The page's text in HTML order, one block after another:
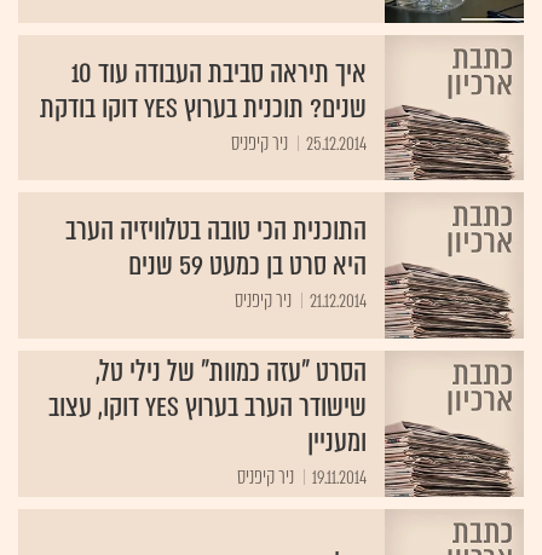
איך תיראה סביבת העבודה עוד 10
שנים? תוכנית בערוץ yes דוקו בודקת
25.12.2014 ניר קיפניס
התוכנית הכי טובה בטלוויזיה הערב
היא סרט בן כמעט 59 שנים
21.12.2014 ניר קיפניס
הסרט "עזה כמוות" של נילי טל,
שישודר הערב בערוץ yes דוקו, עצוב
ומעניין
19.11.2014 ניר קיפניס